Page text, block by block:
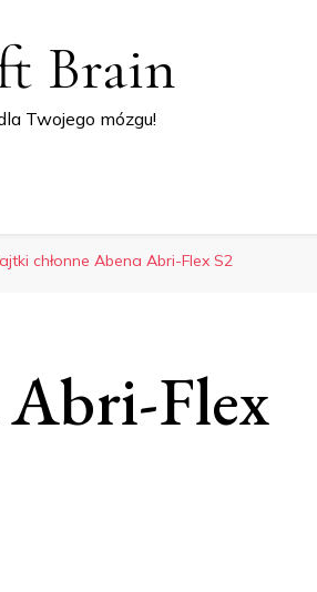
Brain
Twojego mózgu!
chłonne Abena Abri-Flex S2
Abri-Flex